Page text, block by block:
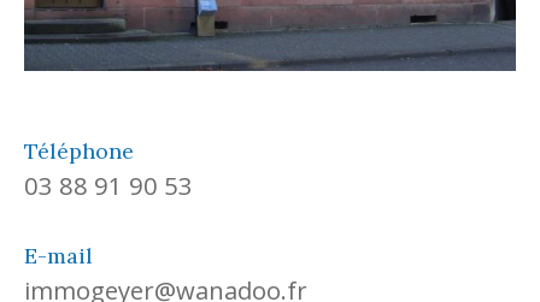
Téléphone
03 88 91 90 53
E-mail
immogeyer@wanadoo.fr